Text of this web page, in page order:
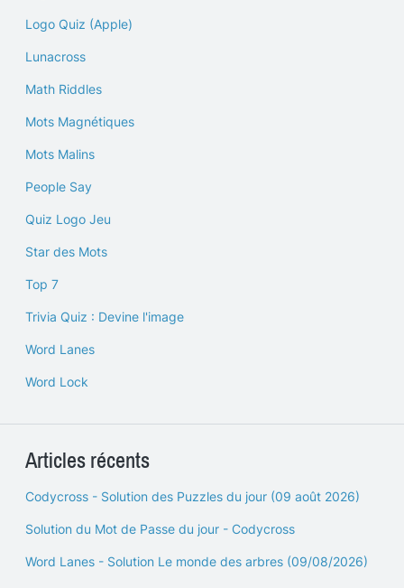
Logo Quiz (Apple)
Lunacross
Math Riddles
Mots Magnétiques
Mots Malins
People Say
Quiz Logo Jeu
Star des Mots
Top 7
Trivia Quiz : Devine l'image
Word Lanes
Word Lock
Articles récents
Codycross - Solution des Puzzles du jour (09 août 2026)
Solution du Mot de Passe du jour - Codycross
Word Lanes - Solution Le monde des arbres (09/08/2026)